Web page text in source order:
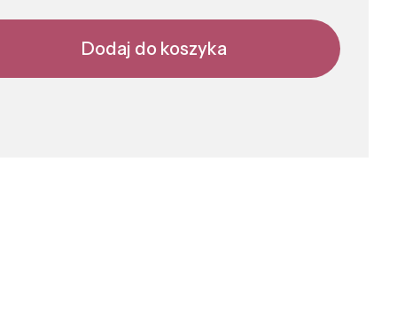
Dodaj do koszyka